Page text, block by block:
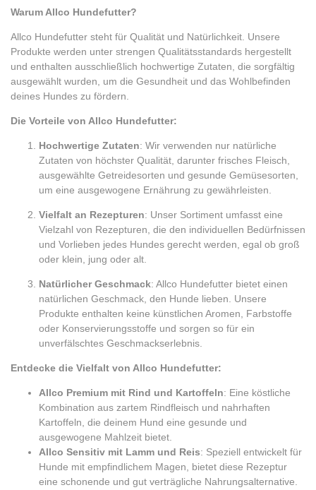
Warum Allco Hundefutter?
Allco Hundefutter steht für Qualität und Natürlichkeit. Unsere
Produkte werden unter strengen Qualitätsstandards hergestellt
und enthalten ausschließlich hochwertige Zutaten, die sorgfältig
ausgewählt wurden, um die Gesundheit und das Wohlbefinden
deines Hundes zu fördern.
Die Vorteile von Allco Hundefutter:
Hochwertige Zutaten: Wir verwenden nur natürliche
Zutaten von höchster Qualität, darunter frisches Fleisch,
ausgewählte Getreidesorten und gesunde Gemüsesorten,
um eine ausgewogene Ernährung zu gewährleisten.
Vielfalt an Rezepturen: Unser Sortiment umfasst eine
Vielzahl von Rezepturen, die den individuellen Bedürfnissen
und Vorlieben jedes Hundes gerecht werden, egal ob groß
oder klein, jung oder alt.
Natürlicher Geschmack: Allco Hundefutter bietet einen
natürlichen Geschmack, den Hunde lieben. Unsere
Produkte enthalten keine künstlichen Aromen, Farbstoffe
oder Konservierungsstoffe und sorgen so für ein
unverfälschtes Geschmackserlebnis.
Entdecke die Vielfalt von Allco Hundefutter:
Allco Premium mit Rind und Kartoffeln: Eine köstliche
Kombination aus zartem Rindfleisch und nahrhaften
Kartoffeln, die deinem Hund eine gesunde und
ausgewogene Mahlzeit bietet.
Allco Sensitiv mit Lamm und Reis: Speziell entwickelt für
Hunde mit empfindlichem Magen, bietet diese Rezeptur
eine schonende und gut verträgliche Nahrungsalternative.